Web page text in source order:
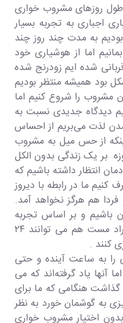
روزهای مشروب خواری
اجباری به تجربه بسیار
به مدت چند روز چند
اما از هوشیاری خود
شده ایم زودرنج شده
بود همیشه منتظر بودیم
مشروب را شروع کنیم اما
دیدگاه جدیدی نسبت به
لذت می‌بریم از احساس
از حس میل به مشروب
بر یک زندگی بدون الکل
انتظار داشته باشیم که
ما در رابطه با دیروز
هم هرگز نخواهد آمد.
باشیم و بر اساس تجربه
خود می دانیم که حتی بدترین افراد مست هم می توانند ۲۴
کنند .
را به ساعت آینده و حتی
آنها یاد گرفته‌اند که می
گذاشت هنگامی که ما برای
به گوشمان خورد به نظر
اختیار مشروب خواری